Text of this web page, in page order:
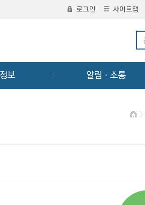
로그인 사이트맵
보 알림ㆍ소통